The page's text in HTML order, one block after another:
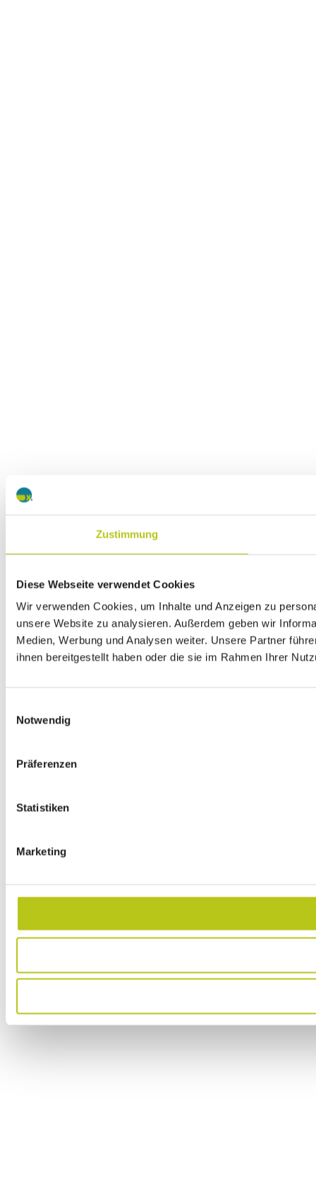
Zustimmung
Diese Webseite verwendet Cookies
Wir verwenden Cookies, um Inhalte und Anzeigen zu
unsere Website zu analysieren. Außerdem geben wir
Medien, Werbung und Analysen weiter. Unsere Partner
ihnen bereitgestellt haben oder die sie im Rahmen Ihrer
Notwendig
Präferenzen
Statistiken
Marketing